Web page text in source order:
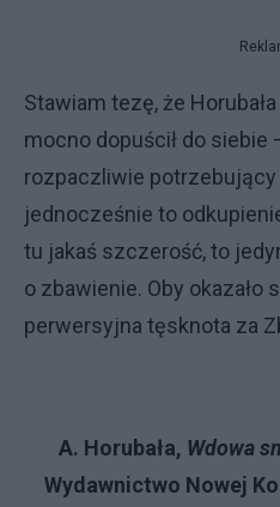
Stawiam tezę, że
mocno dopuścił do
rozpaczliwie potrzebujący
jednocześnie to
tu jakaś szczerość, to
o zbawienie. Oby okazało
perwersyjna tęsknota za
A. Horubała, Wdowa
Wydawnictwo Nowej